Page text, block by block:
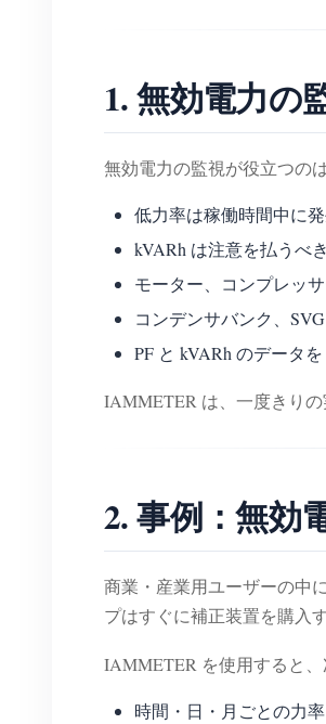
1. 無効電力の
無効電力の監視が役立つの
低力率は稼働時間中に
kVARh は注意を払うべ
モーター、コンプレッ
コンデンサバンク、
PF と kVARh のデータ
IAMMETER は、一度きりの
2. 事例：無効
商業・産業用ユーザーの中
プはすぐに補正装置を購入
IAMMETER を使用すると、
時間・日・月ごとの力